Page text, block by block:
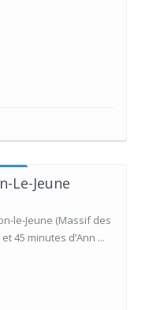
Le-Jeune
le-Jeune (Massif des
45 minutes d’Ann ...